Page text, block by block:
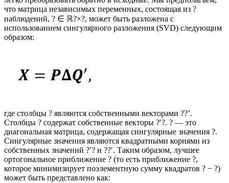
что матрица независимых переменных, состоящая из ?
наблюдений, ? ∈ ℝ?×?, может быть разложена с
использованием сингулярного разложения (SVD) следующим
образом:
где столбцы ? являются собственными векторами ??’.
Столбцы ? содержат собственные векторы ?′?. ? — это
диагональная матрица, содержащая сингулярные значения ?.
Сингулярные значения являются квадратными корнями из
собственных значений ?′? и ??′. Таким образом, лучшее
ортогональное приближение ? (то есть приближение ?,
которое минимизирует поэлементную сумму квадратов ? − ?)
может быть представлено как: